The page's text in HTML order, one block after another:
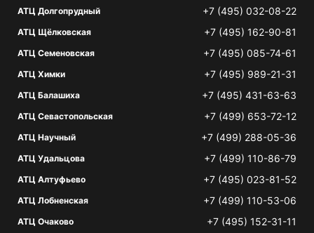
АТЦ Долгопрудный +7 (495) 032-08-22
АТЦ Щёлковская +7 (495) 162-90-81
АТЦ Семеновская +7 (495) 085-74-61
АТЦ Химки +7 (495) 989-21-31
АТЦ Балашиха +7 (495) 431-63-63
АТЦ Севастопольская +7 (499) 653-72-12
АТЦ Научный +7 (499) 288-05-36
АТЦ Удальцова +7 (499) 110-86-79
АТЦ Алтуфьево +7 (495) 023-81-52
АТЦ Лобненская +7 (499) 110-53-06
АТЦ Очаково +7 (495) 152-31-11